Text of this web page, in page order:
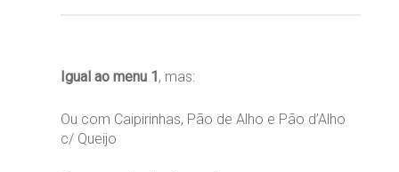
Igual ao menu 1 , mas:
Ou com Caipirinhas, Pão de Alho e Pão d’Alho
c/ Queijo